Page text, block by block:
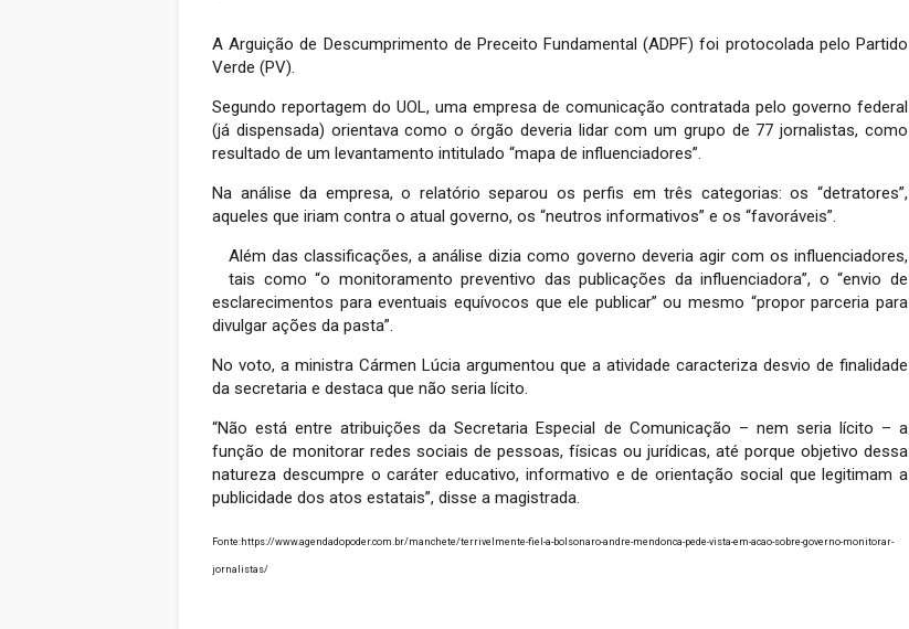
A Arguição de Descumprimento de Preceito Fundamental (ADPF) foi protocolada pelo Partido
Verde (PV).
Segundo reportagem do UOL, uma empresa de comunicação contratada pelo governo federal
(já dispensada) orientava como o órgão deveria lidar com um grupo de 77 jornalistas, como
resultado de um levantamento intitulado “mapa de influenciadores”.
Na análise da empresa, o relatório separou os perfis em três categorias: os “detratores”,
aqueles que iriam contra o atual governo, os “neutros informativos” e os “favoráveis”.
Além das classificações, a análise dizia como governo deveria agir com os influenciadores,
tais como “o monitoramento preventivo das publicações da influenciadora”, o “envio de
esclarecimentos para eventuais equívocos que ele publicar” ou mesmo “propor parceria para
divulgar ações da pasta”.
No voto, a ministra Cármen Lúcia argumentou que a atividade caracteriza desvio de finalidade
da secretaria e destaca que não seria lícito.
“Não está entre atribuições da Secretaria Especial de Comunicação – nem seria lícito – a
função de monitorar redes sociais de pessoas, físicas ou jurídicas, até porque objetivo dessa
natureza descumpre o caráter educativo, informativo e de orientação social que legitimam a
publicidade dos atos estatais”, disse a magistrada.
Fonte:https://www.agendadopoder.com.br/manchete/terrivelmente-fiel-a-bolsonaro-andre-mendonca-pede-vista-em-acao-sobre-governo-monitorar-
jornalistas/